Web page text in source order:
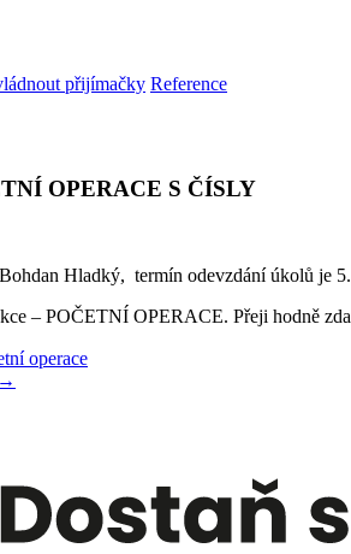
přijímačky Reference
OPERACE S ČÍSLY
Hladký, termín odevzdání úkolů je
– POČETNÍ OPERACE. Přeji hodně
operace